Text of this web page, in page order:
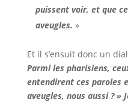
puissent voir, et que
aveugles. »
Et il s’ensuit donc un
Parmi les pharisiens,
entendirent ces paroles
aveugles, nous aussi ? »